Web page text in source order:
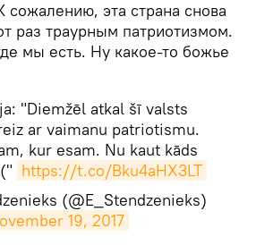
сожалению, эта страна снова
раз траурным патриотизмом.
мы есть. Ну какое-то божье
"Diemžēl atkal šī valsts
ar vaimanu patriotismu.
kur esam. Nu kaut kāds
https://t.co/Bku4aHX3LT
(@E_Stendzenieks)
19, 2017